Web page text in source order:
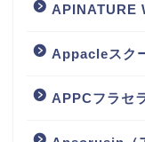
APINATURE
Appacleスク
APPCフラセ